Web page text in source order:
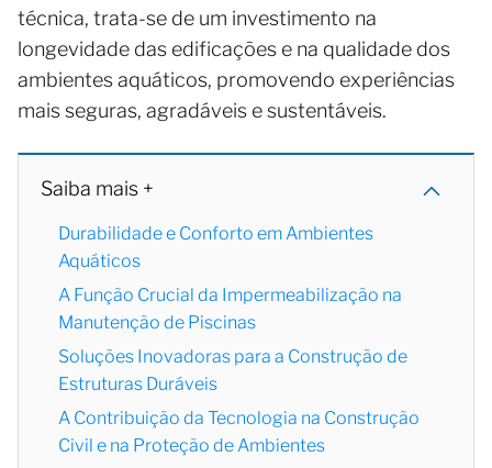
técnica, trata-se de um investimento na
longevidade das edificações e na qualidade dos
ambientes aquáticos, promovendo experiências
mais seguras, agradáveis e sustentáveis.
Saiba mais +
Durabilidade e Conforto em Ambientes
Aquáticos
A Função Crucial da Impermeabilização na
Manutenção de Piscinas
Soluções Inovadoras para a Construção de
Estruturas Duráveis
A Contribuição da Tecnologia na Construção
Civil e na Proteção de Ambientes